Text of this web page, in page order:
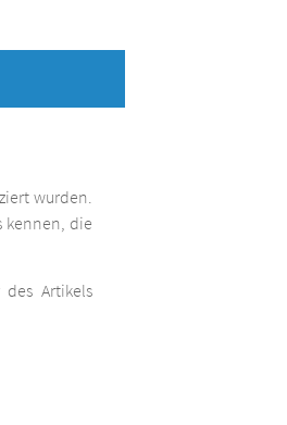
wurden.
kennen, die
Artikels